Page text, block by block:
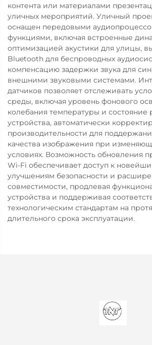
контента или материалами
уличных мероприятий. Уличный
оснащен передовыми
функциями, включая встроенные
оптимизацией акустики для улицы,
Bluetooth для беспроводных
компенсацию задержки звука для
внешними звуковыми системами.
датчиков позволяет отслеживать
среды, включая уровень фонового
колебания температуры и состояние
устройства, автоматически
производительности для
качества изображения при
условиях. Возможность обновления
Wi-Fi обеспечивает доступ к
улучшениям безопасности и
совместимости, продлевая
устройства и поддерживая
технологическим стандартам на
длительного срока эксплуатации.